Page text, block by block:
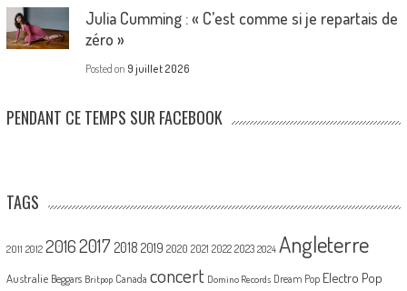
Julia Cumming : « C’est comme si je repartais de
zéro »
Posted on 9 juillet 2026
PENDANT CE TEMPS SUR FACEBOOK
TAGS
2011 2012 20162017 2018 2019 2020 2021 2022 2023 2024 Angleterre
Australie Beggars Britpop Canada concert Domino Records Dream Pop Electro Pop